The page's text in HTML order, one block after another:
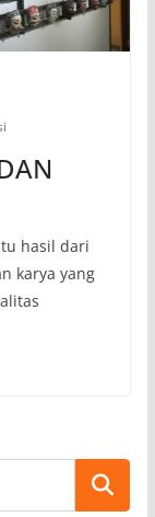
hasil dari
karya yang